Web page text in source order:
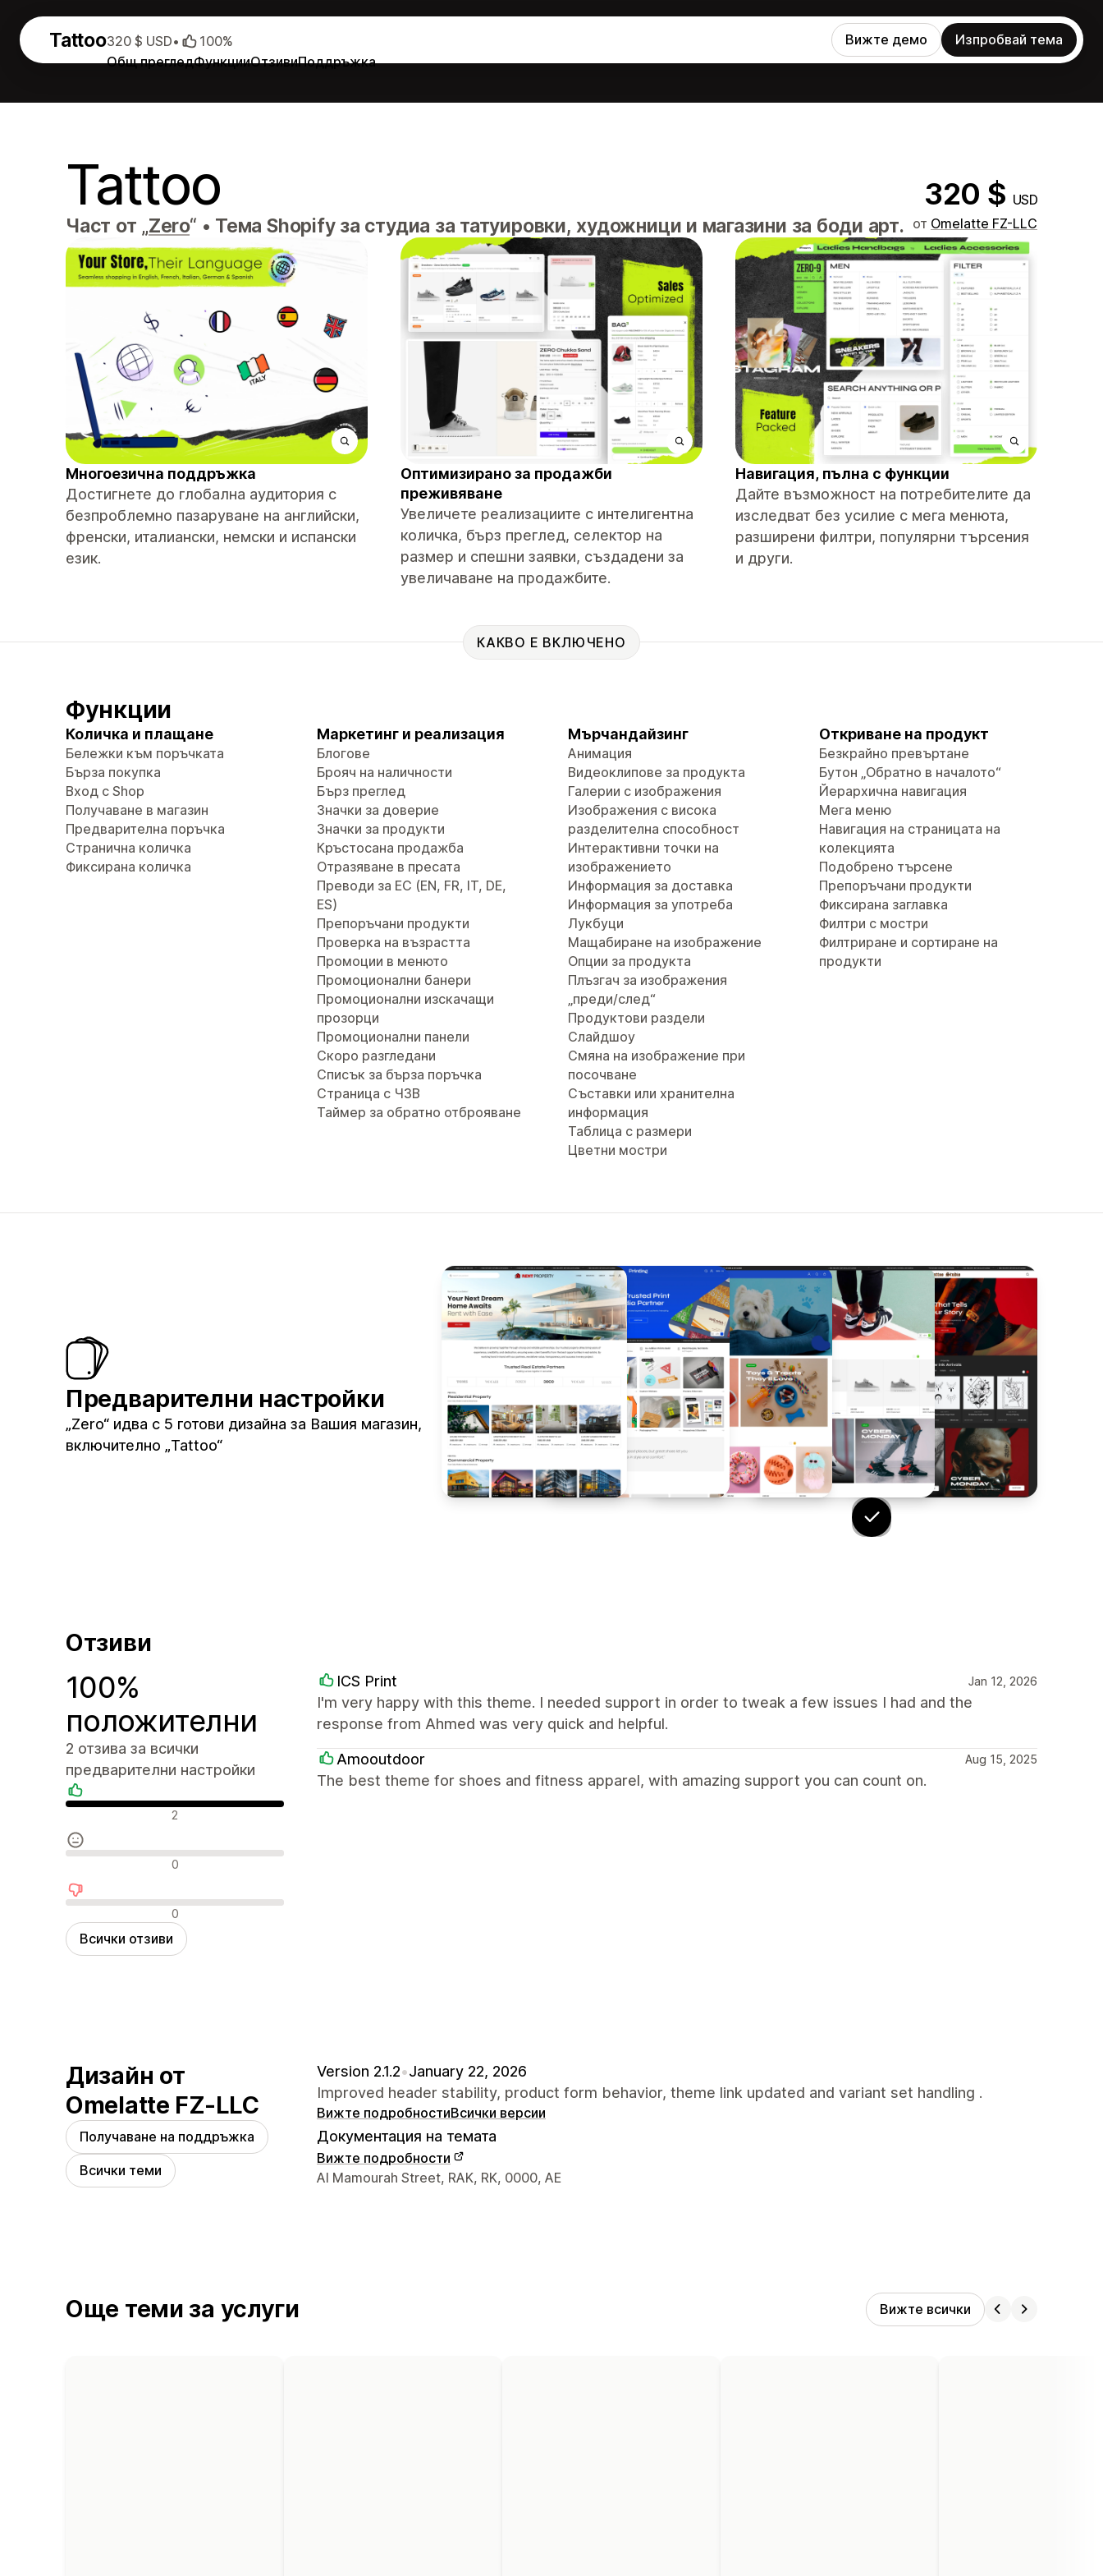
Tattoo
Общ прегледФункцииОтзивиПоддръжка
320 $ USD• 100% Вижте демо Изпробвай тема
Tattoo 320 $ USD
Част от „Zero“ • Тема Shopify за студиа за татуировки, художници и магазини за боди арт. от Omelatte FZ-LLC
Многоезична поддръжка
Достигнете до глобална аудитория с
безпроблемно пазаруване на английски,
френски, италиански, немски и испански
език.
Оптимизирано за продажби
преживяване
Увеличете реализациите с интелигентна
количка, бърз преглед, селектор на
размер и спешни заявки, създадени за
увеличаване на продажбите.
Навигация, пълна с функции
Дайте възможност на потребителите да
изследват без усилие с мега менюта,
разширени филтри, популярни търсения
и други.
КАКВО Е ВКЛЮЧЕНО
Функции
Количка и плащане
Бележки към поръчката
Бърза покупка
Вход с Shop
Получаване в магазин
Предварителна поръчка
Странична количка
Фиксирана количка
Маркетинг и реализация
Блогове
Брояч на наличности
Бърз преглед
Значки за доверие
Значки за продукти
Кръстосана продажба
Отразяване в пресата
Преводи за ЕС (EN, FR, IT, DE,
ES)
Препоръчани продукти
Проверка на възрастта
Промоции в менюто
Промоционални банери
Промоционални изскачащи
прозорци
Промоционални панели
Скоро разгледани
Списък за бърза поръчка
Страница с ЧЗВ
Таймер за обратно отброяване
Мърчандайзинг
Анимация
Видеоклипове за продукта
Галерии с изображения
Изображения с висока
разделителна способност
Интерактивни точки на
изображението
Информация за доставка
Информация за употреба
Лукбуци
Мащабиране на изображение
Опции за продукта
Плъзгач за изображения
„преди/след“
Продуктови раздели
Слайдшоу
Смяна на изображение при
посочване
Съставки или хранителна
информация
Таблица с размери
Цветни мостри
Откриване на продукт
Безкрайно превъртане
Бутон „Обратно в началото“
Йерархична навигация
Мега меню
Навигация на страницата на
колекцията
Подобрено търсене
Препоръчани продукти
Фиксирана заглавка
Филтри с мостри
Филтриране и сортиране на
продукти
Предварителни настройки
„Zero“ идва с 5 готови дизайна за Вашия магазин,
включително „Tattoo“
Отзиви
100%
положителни
2 отзива за всички
предварителни настройки
Положителни отзиви
2
Неутрални отзиви
0
Отрицателни отзиви
0
Всички отзиви
ICS Print Jan 12, 2026
I'm very happy with this theme. I needed support in order to tweak a few issues I had and the
response from Ahmed was very quick and helpful.
Amooutdoor Aug 15, 2025
The best theme for shoes and fitness apparel, with amazing support you can count on.
Дизайн от
Omelatte FZ-LLC
Получаване на поддръжка
Всички теми
Version 2.1.2•January 22, 2026
Improved header stability, product form behavior, theme link updated and variant set handling .
Вижте подробностиВсички версии
Документация на темата
Вижте подробности
Данни за връзка с дизайнера
Al Mamourah Street, RAK, RK, 0000, AE
Още теми за услуги Вижте всички